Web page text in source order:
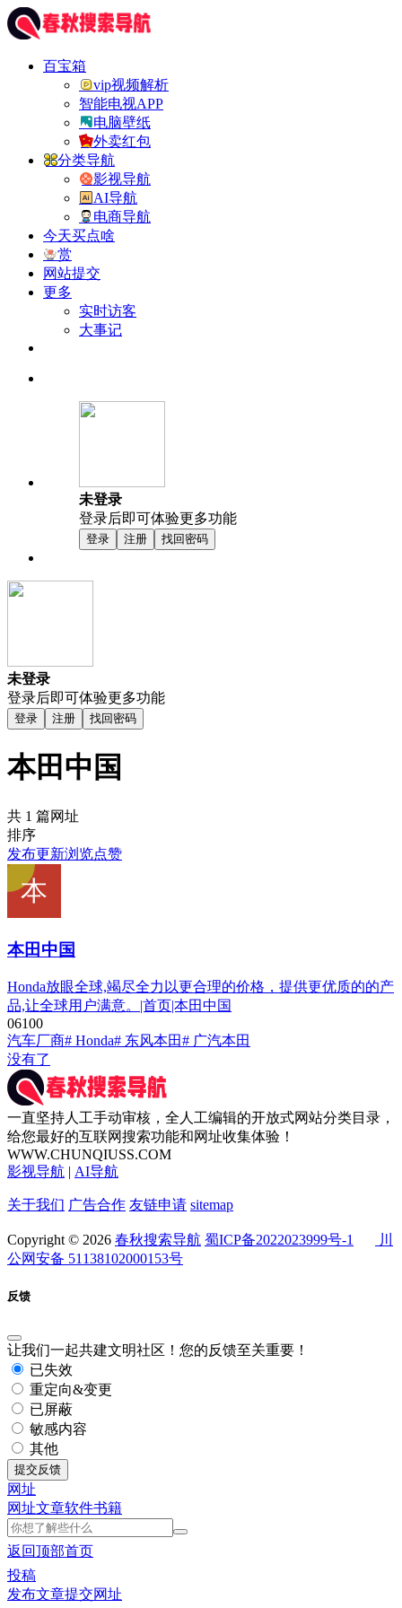
百宝箱
vip视频解析
智能电视APP
电脑壁纸
外卖红包
分类导航
影视导航
AI导航
电商导航
今天买点啥
赏
网站提交
更多
实时访客
大事记
未登录
登录后即可体验更多功能
登录 注册 找回密码
未登录
登录后即可体验更多功能
登录 注册 找回密码
本田中国
共 1 篇网址
排序
发布更新浏览点赞
本田中国
Honda放眼全球,竭尽全力以更合理的价格，提供更优质的的产
品,让全球用户满意。|首页|本田中国
06100
汽车厂商# Honda# 东风本田# 广汽本田
没有了
一直坚持人工手动审核，全人工编辑的开放式网站分类目录，
给您最好的互联网搜索功能和网址收集体验！
WWW.CHUNQIUSS.COM
影视导航 | AI导航
关于我们 广告合作 友链申请 sitemap
Copyright © 2026 春秋搜索导航 蜀ICP备2022023999号-1
川
公网安备 51138102000153号
反馈
让我们一起共建文明社区！您的反馈至关重要！
已失效
重定向&变更
已屏蔽
敏感内容
其他
提交反馈
网址
网址文章软件书籍
返回顶部首页
投稿
发布文章提交网址